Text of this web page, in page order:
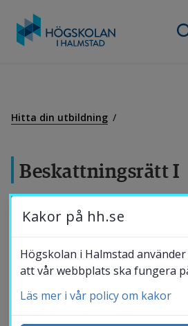
Hitta din utbildning
Beskattningsrätt I
15 hp
Vill du lära dig grunderna inom
företagsbeskattning? Kunskap
överväganden har du nytta av
affärsverksamhet.
Om
Bibliotek
Kakor på hh.se
Högskolan i Halmstad
att vår webbplats ska fungera
Läs mer i vår policy om kakor